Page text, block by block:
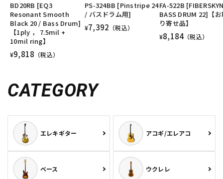
BD20RB [EQ3
Resonant Smooth
Black 20 / Bass Drum]
【1ply ， 7.5mil +
10mil ring】
¥9,818 （税込）
PS-324BB [Pinstripe 24
/ バスドラム用]
¥7,392 （税込）
FA-522B
BASS DRUM 22]【
り寄せ品】
¥8,184（税込）
CATEGORY
エレキギター アコギ/エレアコ
ベース ウクレレ